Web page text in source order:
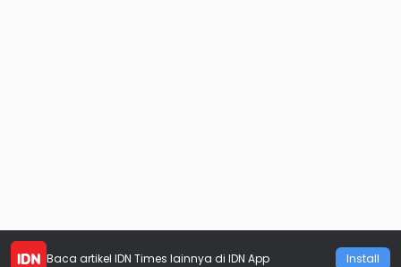
Baca artikel IDN Times lainnya di IDN App Install